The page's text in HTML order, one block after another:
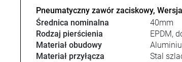
Pneumatyczny zawór zaciskowy,
Średnica nominalna
40mm
Rodzaj pierścienia
EPDM,
Materiał obudowy
Materiał przyłącza
Stal